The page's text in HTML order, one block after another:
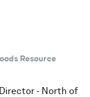
Resource
- North of